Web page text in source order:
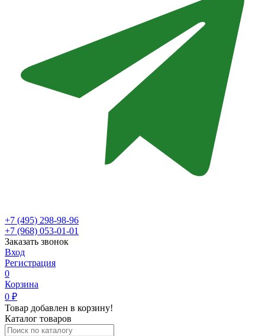
+7 (495) 298-98-96
+7 (968) 053-01-01
Заказать звонок
Вход
Регистрация
0
Корзина
0 ₽
Товар добавлен в корзину!
Каталог товаров